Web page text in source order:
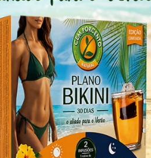
acompanha o produto que